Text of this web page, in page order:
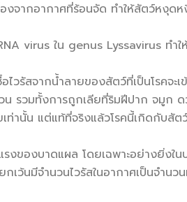
งจากอากาศที่ร้อนจัด ทำให้สัตว์หงุ
virus ใน genus Lyssavirus ทำ
วรัสจากน้ำลายของสัตว์ที่เป็นโรคจ
รวมทั้งการถูกเลียที่ริมฝีปาก จมูก
ท่านั้น แต่แท้ที่จริงแล้วโรคนี้เกิดกับ
งของบาดแผล โดยเฉพาะอย่างยิ่ง
ว้นมีจำนวนไวรัสในอากาศเป็นจำน